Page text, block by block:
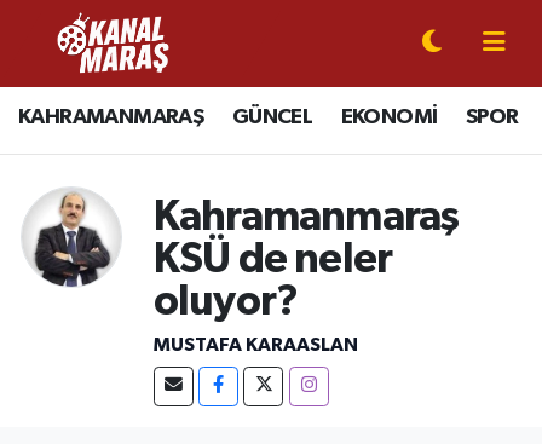
KAHRAMANMARAŞ GÜNCEL EKONOMİ SPOR
Kahramanmaraş
KSÜ de neler
oluyor?
MUSTAFA KARAASLAN
CANLI YAYIN
KAHRAMANMARAŞ
GÜNCEL
SPOR
EKONOMİ
Kahramanmaraş Nöbetçi Eczaneler
Kahramanmaraş Hava Durumu
Kahramanmaraş Namaz Vakitleri
Kahramanmaraş Trafik Yoğunluk Haritası
Süper Lig Puan Durumu ve Fikstür
Tüm Manşetler